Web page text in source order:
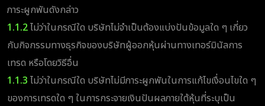
ภาระผูกพันดังกล่าว
1.1.2ไม่ว่าในกรณีใด บริษัทไม่จำเป็นต้องแบ่งปันข้อมูลใด ๆ เกี่ยว
กับกิจกรรมทางธุรกิจของบริษัทผู้ออกหุ้นผ่านทางเทอร์มินัลการ
เทรด หรือโดยวิธีอื่น
1.1.3 ไม่ว่าในกรณีใด บริษัทไม่มีภาระผูกพันในการแก้ไขเงื่อนไขใด ๆ
ของการเทรดใด ๆ ในการกระจายเงินปันผลภายใต้หุ้นที่ระบุเป็น